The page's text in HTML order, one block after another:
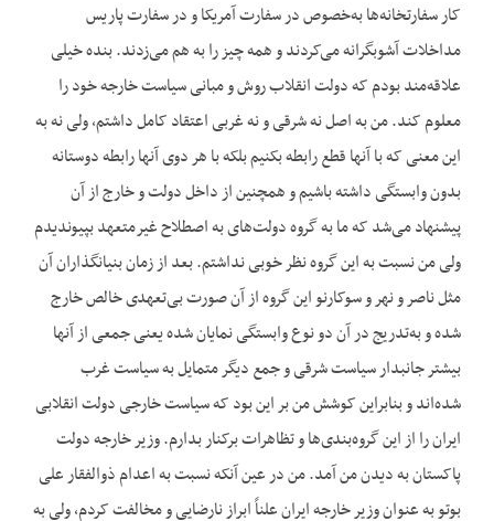
کار سفارتخانه‌‌ها به‌‌خصوص در سفارت آمریکا و در سفارت پاریس
مداخلات آشوبگرانه می‌‌کردند و همه چیز را به هم می‌‌زدند. بنده خیلی
علاقه‌‌مند بودم که دولت انقلاب روش و مبانی سیاست خارجه خود را
معلوم کند. من به اصل نه شرقی و نه غربی اعتقاد کامل داشتم، ولی نه به
این معنی که با آنها قطع رابطه بکنیم بلکه با هر دوی آنها رابطه دوستانه
بدون وابستگی داشته باشیم و همچنین از داخل دولت و خارج از آن
پیشنهاد می‌‌شد که ما به گروه دولت‌‌های به اصطلاح غیرمتعهد بپیوندیدم
ولی من نسبت به این گروه نظر خوبی نداشتم. بعد از زمان بنیانگذاران آن
مثل ناصر و نهر و سوکارنو این گروه از آن صورت بی‌‌تعهدی خالص خارج
شده و به‌‌تدریج در آن دو نوع وابستگی نمایان شده یعنی جمعی از آنها
بیشتر جانبدار سیاست شرقی و جمع دیگر متمایل به سیاست غرب
شده‌‌اند و بنابراین کوشش من بر این بود که سیاست خارجی دولت انقلابی
ایران را از این گروه‌‌بندی‌‌ها و تظاهرات برکنار بدارم. وزیر خارجه دولت
پاکستان به دیدن من آمد. من در عین آنکه نسبت به اعدام ذوالفقار علی
بوتو به عنوان وزیر خارجه ایران علناً ابراز نارضایی و مخالفت کردم، ولی به